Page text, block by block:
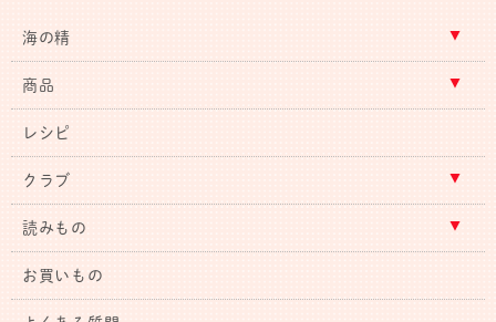
海の精
商品
レシピ
クラブ
読みもの
お買いもの